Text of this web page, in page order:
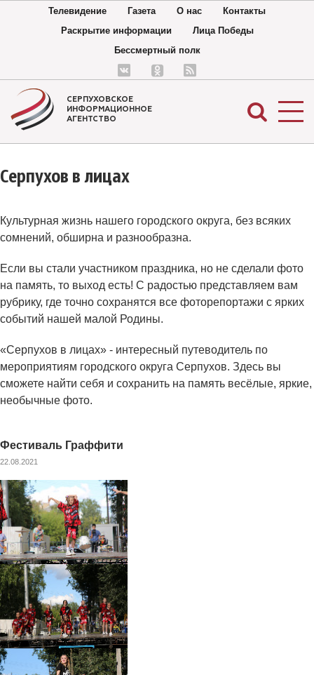
Телевидение Газета О нас
Контакты
Раскрытие информации
Лица Победы
Бессмертный полк
СЕРПУХОВСКОЕ
ИНФОРМАЦИОННОЕ
АГЕНТСТВО
Серпухов в лицах
Культурная жизнь нашего городского округа, без всяких
сомнений, обширна и разнообразна.
Если вы стали участником праздника, но не сделали фото
на память, то выход есть! С радостью представляем вам
рубрику, где точно сохранятся все фоторепортажи с ярких
событий нашей малой Родины.
«Серпухов в лицах» - интересный путеводитель по
мероприятиям городского округа Серпухов. Здесь вы
сможете найти себя и сохранить на память весёлые, яркие,
необычные фото.
Фестиваль Граффити
22.08.2021